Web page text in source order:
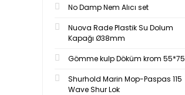
No Damp Nem Alıcı set
Nuova Rade Plastik Su Dolum
Kapağı Ø38mm
Gömme kulp Döküm krom 55*75
Shurhold Marin Mop-Paspas 115
Wave Shur Lok